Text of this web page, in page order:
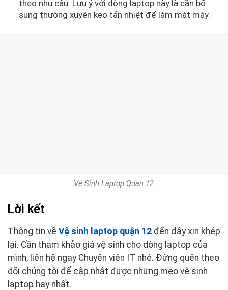
theo nhu cầu. Lưu ý với dòng laptop này là cần bổ
sung thường xuyên keo tản nhiệt để làm mát máy.
Ve Sinh Laptop Quan 12.
Lời kết
Thông tin về Vệ sinh laptop quận 12 đến đây xin khép
lại. Cần tham khảo giá vệ sinh cho dòng laptop của
mình, liên hệ ngay Chuyên viên IT nhé. Đừng quên theo
dõi chúng tôi để cập nhật được những mẹo vệ sinh
laptop hay nhất.